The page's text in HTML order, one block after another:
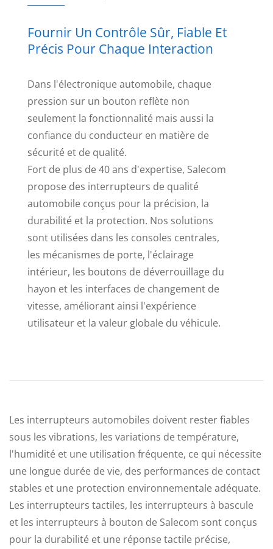
Fournir Un Contrôle Sûr, Fiable Et
Précis Pour Chaque Interaction
Dans l'électronique automobile, chaque
pression sur un bouton reflète non
seulement la fonctionnalité mais aussi la
confiance du conducteur en matière de
sécurité et de qualité.
Fort de plus de 40 ans d'expertise, Salecom
propose des interrupteurs de qualité
automobile conçus pour la précision, la
durabilité et la protection. Nos solutions
sont utilisées dans les consoles centrales,
les mécanismes de porte, l'éclairage
intérieur, les boutons de déverrouillage du
hayon et les interfaces de changement de
vitesse, améliorant ainsi l'expérience
utilisateur et la valeur globale du véhicule.
Les interrupteurs automobiles doivent rester fiables
sous les vibrations, les variations de température,
l'humidité et une utilisation fréquente, ce qui nécessite
une longue durée de vie, des performances de contact
stables et une protection environnementale adéquate.
Les interrupteurs tactiles, les interrupteurs à bascule
et les interrupteurs à bouton de Salecom sont conçus
pour la durabilité et une réponse tactile précise,